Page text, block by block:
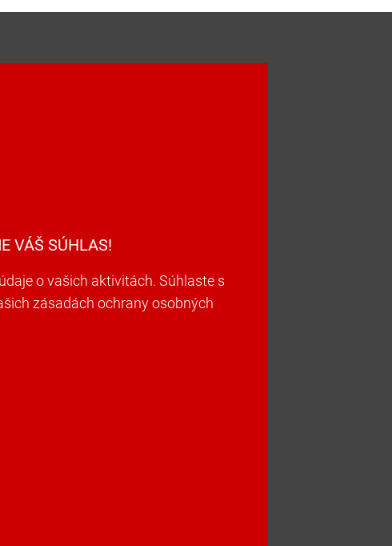
VÁŠ SÚHLAS!
o vašich aktivitách. Súhlaste s
zásadách ochrany osobných